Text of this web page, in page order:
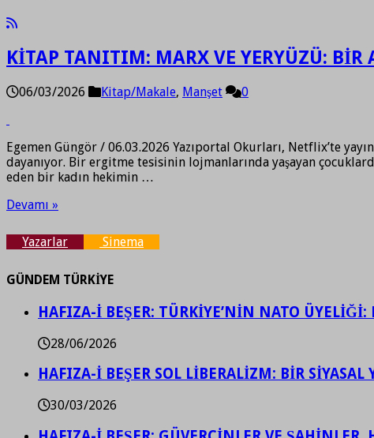
KİTAP TANITIM: MARX VE YERYÜZÜ:
06/03/2026 Kitap/Makale, Manşet 0
Egemen Güngör / 06.03.2026 Yazıportal Okurları, Netflix’te
dayanıyor. Bir ergitme tesisinin lojmanlarında yaşayan
eden bir kadın hekimin …
Devamı »
Yazarlar Sinema
GÜNDEM TÜRKİYE
HAFIZA-İ BEŞER: TÜRKİYE’NİN NATO
28/06/2026
HAFIZA-İ BEŞER SOL LİBERALİZM: BİR
30/03/2026